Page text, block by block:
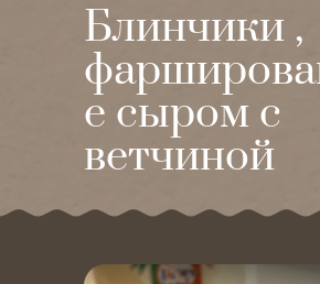
Блинчики ,
е сыром с
ветчиной